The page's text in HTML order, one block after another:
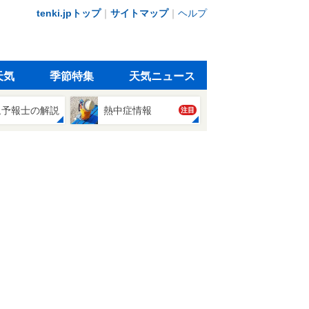
tenki.jpトップ｜ サイトマップ｜ ヘルプ
気 季節特集 天気ニュース
報士の解説 熱中症情報 注目